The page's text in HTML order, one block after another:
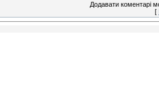
Додавати коментарі
[